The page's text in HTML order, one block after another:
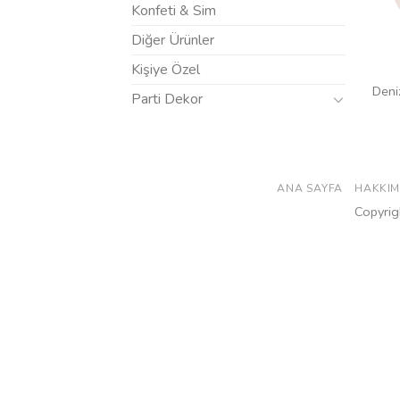
Konfeti & Sim
Diğer Ürünler
Kişiye Özel
Parti Dekor
ANA SAYFA